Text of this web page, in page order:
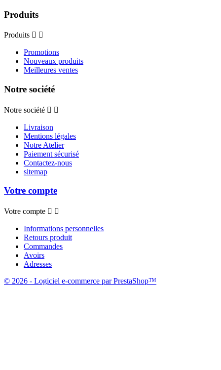
Produits
Produits  
Promotions
Nouveaux produits
Meilleures ventes
Notre société
Notre société  
Livraison
Mentions légales
Notre Atelier
Paiement sécurisé
Contactez-nous
sitemap
Votre compte
Votre compte  
Informations personnelles
Retours produit
Commandes
Avoirs
Adresses
© 2026 - Logiciel e-commerce par PrestaShop™